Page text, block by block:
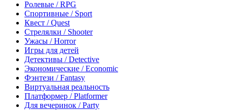
Ролевые / RPG
Спортивные / Sport
Квест / Quest
Стрелялки / Shooter
Ужасы / Horror
Игры для детей
Детективы / Detective
Экономические / Economic
Фэнтези / Fantasy
Виртуальная реальность
Платформер / Platformer
Для вечеринок / Party